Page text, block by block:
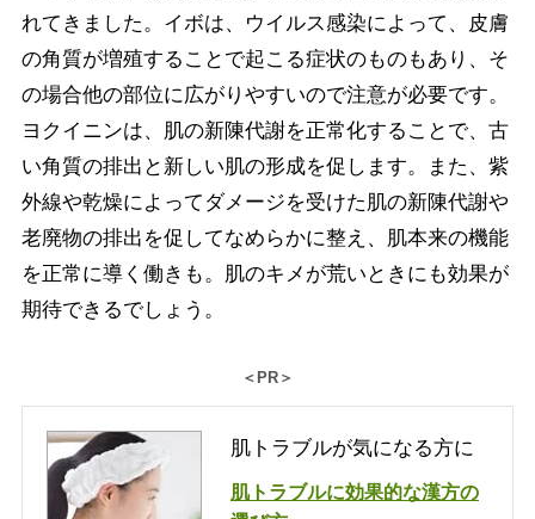
れてきました。イボは、ウイルス感染によって、皮膚
の角質が増殖することで起こる症状のものもあり、そ
の場合他の部位に広がりやすいので注意が必要です。
ヨクイニンは、肌の新陳代謝を正常化することで、古
い角質の排出と新しい肌の形成を促します。また、紫
外線や乾燥によってダメージを受けた肌の新陳代謝や
老廃物の排出を促してなめらかに整え、肌本来の機能
を正常に導く働きも。肌のキメが荒いときにも効果が
期待できるでしょう。
＜PR＞
肌トラブルが気になる方に
肌トラブルに効果的な漢方の